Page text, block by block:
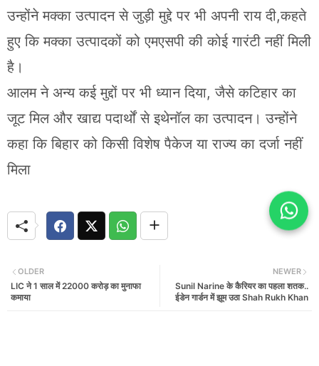
उन्होंने मक्का उत्पादन से जुड़ी मुद्दे पर भी अपनी राय दी,कहते
हुए कि मक्का उत्पादकों को एमएसपी की कोई गारंटी नहीं मिली
है।
आलम ने अन्य कई मुद्दों पर भी ध्यान दिया, जैसे कटिहार का
जूट मिल और खाद्य पदार्थों से इथेनॉल का उत्पादन। उन्होंने
कहा कि बिहार को किसी विशेष पैकेज या राज्य का दर्जा नहीं
मिला
NEWER
Sunil Narine के कैरियर का पहला शतक..
ईडेन गार्डन में झूम उठा Shah Rukh Khan
OLDER
LIC ने 1 साल में 22000 करोड़ का मुनाफा
कमाया